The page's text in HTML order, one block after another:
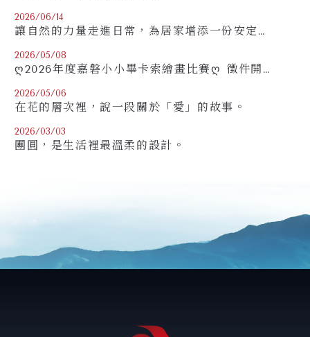
2026/06/14
讓自然的力量走進日常，為居家增添一份安定與美好。
2026/05/08
ღ2026年度嘉磐小小畢卡索繪畫比賽ღ 徵件開跑！
2026/05/06
在花的層次裡，說一段關於「愛」的故事。
2026/03/03
團圓，是生活裡最溫柔的設計。